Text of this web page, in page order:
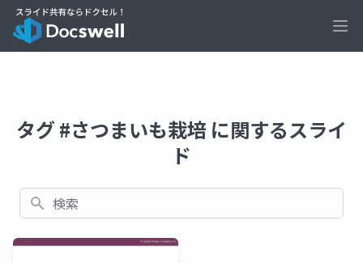
タグ #さつまいも栽培 に関するスライ
ド
検索